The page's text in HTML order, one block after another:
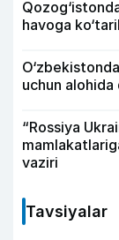
havoga
uchun
“Rossiya
vaziri
Tavsiyalar